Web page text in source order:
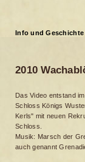
Info und Geschichte
2010
Das Video entstand
Schloss Königs
Kerls" mit neuen
Schloss.
Musik: Marsch der
auch genannt